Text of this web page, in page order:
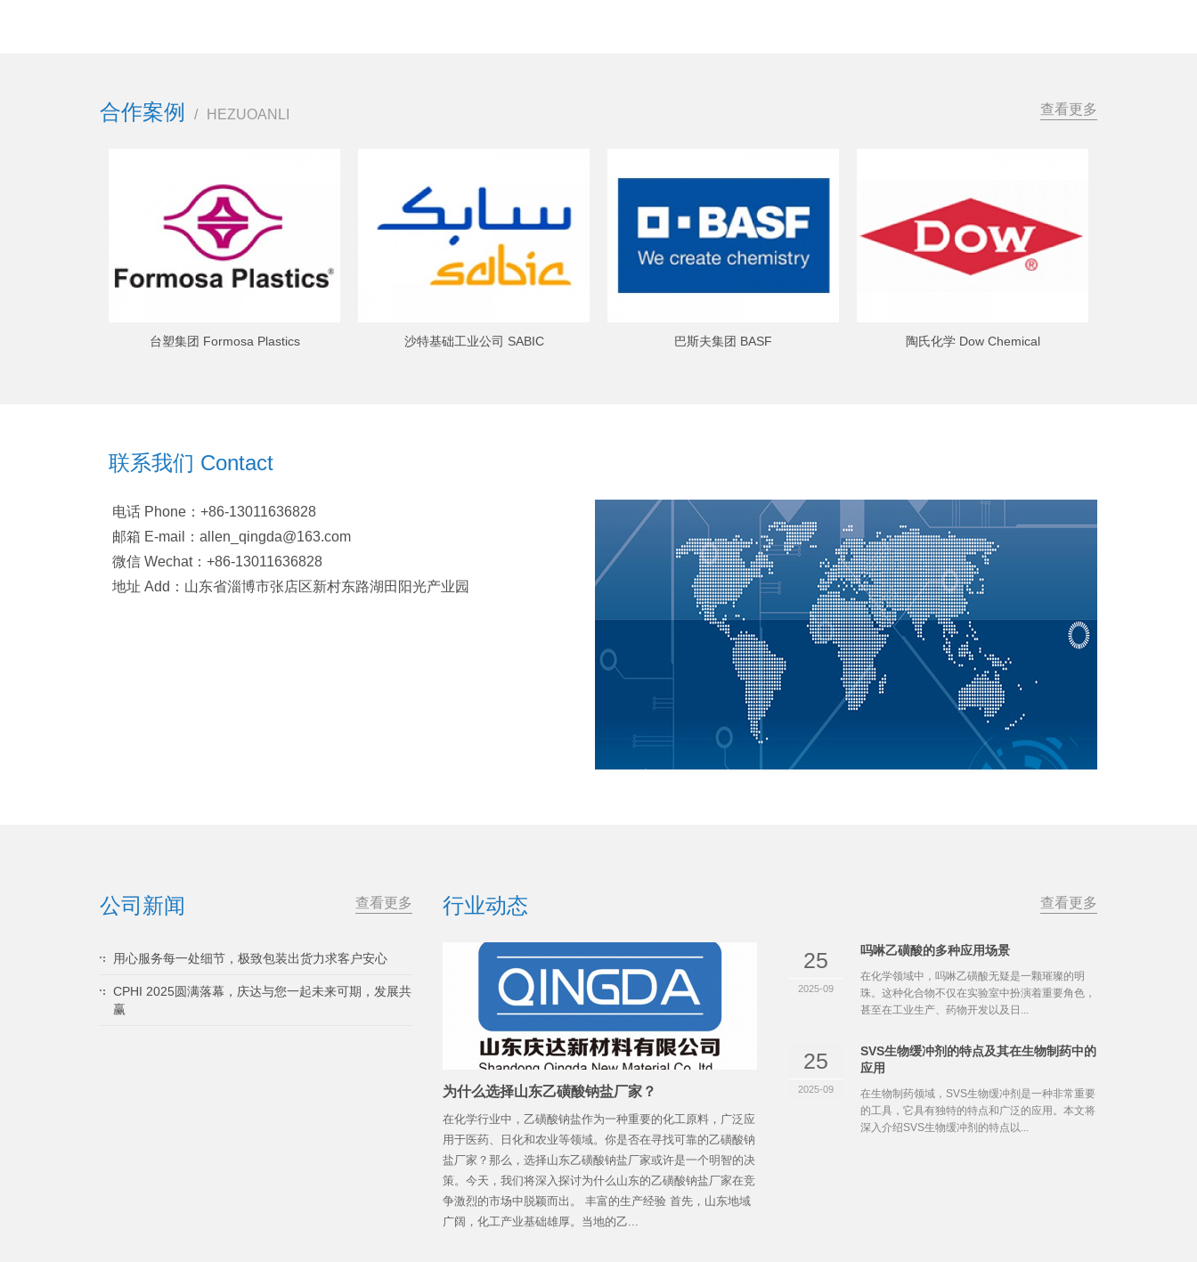
合作案例 / HEZUOANLI 查看更多
台塑集团 Formosa Plastics 沙特基础工业公司 SABIC 巴斯夫集团 BASF 陶氏化学 Dow Chemical
联系我们 Contact
电话 Phone：+86-13011636828
邮箱 E-mail：allen_qingda@163.com
微信 Wechat：+86-13011636828
地址 Add：山东省淄博市张店区新村东路湖田阳光产业园
公司新闻 查看更多
用心服务每一处细节，极致包装出货力求客户安心
CPHI 2025圆满落幕，庆达与您一起未来可期，发展共
赢
行业动态 查看更多
为什么选择山东乙磺酸钠盐厂家？
在化学行业中，乙磺酸钠盐作为一种重要的化工原料，广泛应
用于医药、日化和农业等领域。你是否在寻找可靠的乙磺酸钠
盐厂家？那么，选择山东乙磺酸钠盐厂家或许是一个明智的决
策。今天，我们将深入探讨为什么山东的乙磺酸钠盐厂家在竞
争激烈的市场中脱颖而出。 丰富的生产经验 首先，山东地域
广阔，化工产业基础雄厚。当地的乙...
25
2025-09
吗啉乙磺酸的多种应用场景
在化学领域中，吗啉乙磺酸无疑是一颗璀璨的明
珠。这种化合物不仅在实验室中扮演着重要角色，
甚至在工业生产、药物开发以及日...
25
2025-09
SVS生物缓冲剂的特点及其在生物制药中的
应用
在生物制药领域，SVS生物缓冲剂是一种非常重要
的工具，它具有独特的特点和广泛的应用。本文将
深入介绍SVS生物缓冲剂的特点以...